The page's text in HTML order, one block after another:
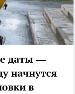
даты —
начнутся
в